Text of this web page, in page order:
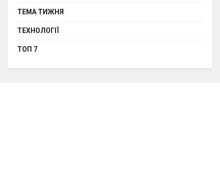
ТЕМА ТИЖНЯ
ТЕХНОЛОГІЇ
ТОП 7